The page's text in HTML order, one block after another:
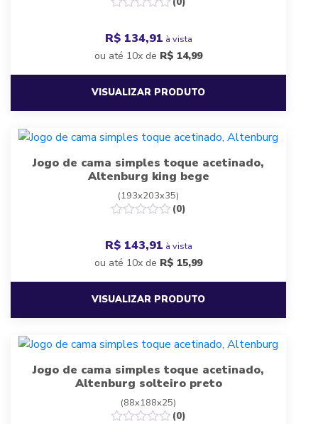
R$ 134,91 à vista
ou até 10x de R$ 14,99
VISUALIZAR PRODUTO
Jogo de cama simples toque acetinado,
Altenburg king bege
(193x203x35)
(0)
R$ 143,91 à vista
ou até 10x de R$ 15,99
VISUALIZAR PRODUTO
Jogo de cama simples toque acetinado,
Altenburg solteiro preto
(88x188x25)
(0)